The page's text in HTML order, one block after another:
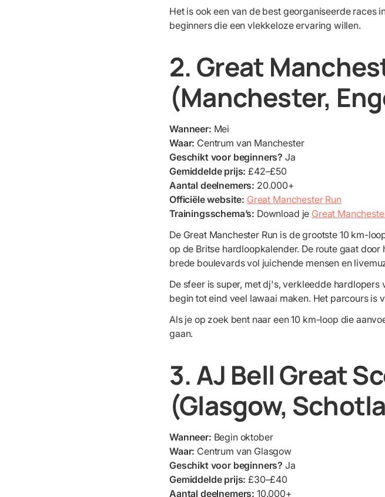
Het is ook een van de best georganiseerde races
beginners die een vlekkeloze ervaring willen.
2. Great
(Manchester,
Wanneer: Mei
Waar: Centrum van Manchester
Geschikt voor beginners? Ja
Gemiddelde prijs: £42–£50
Aantal deelnemers: 20.000+
Officiële website: Great Manchester Run
Trainingsschema’s: Download je Great
De Great Manchester Run is de grootste 10 km-
op de Britse hardloopkalender. De route gaat
brede boulevards vol juichende mensen en
De sfeer is super, met dj's, verkleedde
begin tot eind veel lawaai maken. Het parcours is
Als je op zoek bent naar een 10 km-loop die
gaan.
3. AJ Bell Great
(Glasgow,
Wanneer: Begin oktober
Waar: Centrum van Glasgow
Geschikt voor beginners? Ja
Gemiddelde prijs: £30–£40
Aantal deelnemers: 10.000+